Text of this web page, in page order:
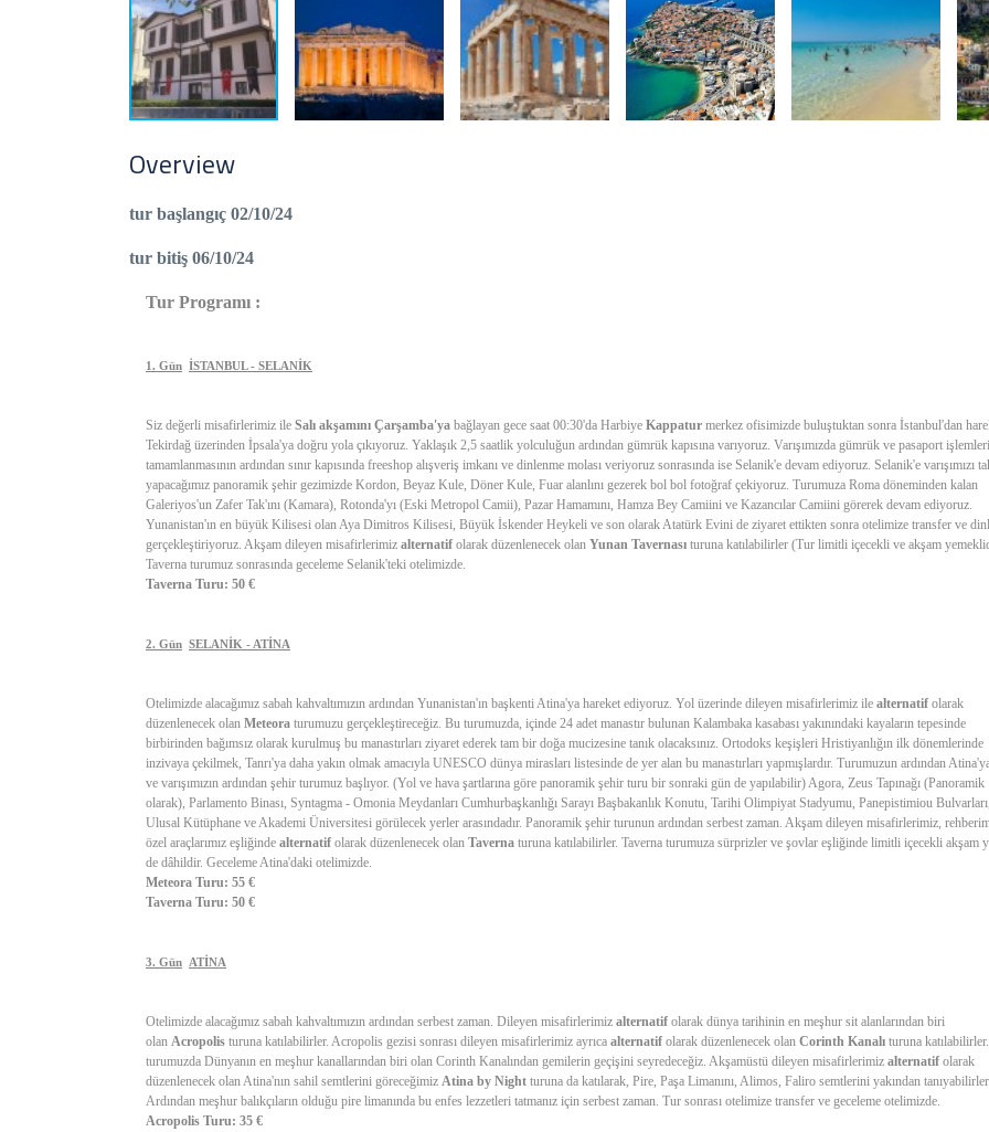
Overview
tur başlangıç 02/10/24
tur bitiş 06/10/24
Tur Programı :
1. Gün İSTANBUL - SELANİK
Siz değerli misafirlerimiz ile Salı akşamını Çarşamba'ya bağlayan gece saat 00:30'da Harbiye Kappatur merkez ofisimizde buluştuktan sonra İstanbul'dan
Tekirdağ üzerinden İpsala'ya doğru yola çıkıyoruz. Yaklaşık 2,5 saatlik yolculuğun ardından gümrük kapısına varıyoruz. Varışımızda gümrük ve pasaport
tamamlanmasının ardından sınır kapısında freeshop alışveriş imkanı ve dinlenme molası veriyoruz sonrasında ise Selanik'e devam ediyoruz. Selanik'e varışımızı
yapacağımız panoramik şehir gezimizde Kordon, Beyaz Kule, Döner Kule, Fuar alanlını gezerek bol bol fotoğraf çekiyoruz. Turumuza Roma döneminden kalan
Galeriyos'un Zafer Tak'ını (Kamara), Rotonda'yı (Eski Metropol Camii), Pazar Hamamını, Hamza Bey Camiini ve Kazancılar Camiini görerek devam ediyoruz.
Yunanistan'ın en büyük Kilisesi olan Aya Dimitros Kilisesi, Büyük İskender Heykeli ve son olarak Atatürk Evini de ziyaret ettikten sonra otelimize transfer ve
gerçekleştiriyoruz. Akşam dileyen misafirlerimiz alternatif olarak düzenlenecek olan Yunan Tavernası turuna katılabilirler (Tur limitli içecekli ve akşam
Taverna turumuz sonrasında geceleme Selanik'teki otelimizde.
Taverna Turu: 50 €
2. Gün SELANİK - ATİNA
Otelimizde alacağımız sabah kahvaltımızın ardından Yunanistan'ın başkenti Atina'ya hareket ediyoruz. Yol üzerinde dileyen misafirlerimiz ile alternatif olarak
düzenlenecek olan Meteora turumuzu gerçekleştireceğiz. Bu turumuzda, içinde 24 adet manastır bulunan Kalambaka kasabası yakınındaki kayaların tepesinde
birbirinden bağımsız olarak kurulmuş bu manastırları ziyaret ederek tam bir doğa mucizesine tanık olacaksınız. Ortodoks keşişleri Hristiyanlığın ilk dönemlerinde
inzivaya çekilmek, Tanrı'ya daha yakın olmak amacıyla UNESCO dünya mirasları listesinde de yer alan bu manastırları yapmışlardır. Turumuzun ardından
ve varışımızın ardından şehir turumuz başlıyor. (Yol ve hava şartlarına göre panoramik şehir turu bir sonraki gün de yapılabilir) Agora, Zeus Tapınağı (Panoramik
olarak), Parlamento Binası, Syntagma - Omonia Meydanları Cumhurbaşkanlığı Sarayı Başbakanlık Konutu, Tarihi Olimpiyat Stadyumu, Panepistimiou Bulvarları,
Ulusal Kütüphane ve Akademi Üniversitesi görülecek yerler arasındadır. Panoramik şehir turunun ardından serbest zaman. Akşam dileyen misafirlerimiz,
özel araçlarımız eşliğinde alternatif olarak düzenlenecek olan Taverna turuna katılabilirler. Taverna turumuza sürprizler ve şovlar eşliğinde limitli içecekli akşam
de dâhildir. Geceleme Atina'daki otelimizde.
Meteora Turu: 55 €
Taverna Turu: 50 €
3. Gün ATİNA
Otelimizde alacağımız sabah kahvaltımızın ardından serbest zaman. Dileyen misafirlerimiz alternatif olarak dünya tarihinin en meşhur sit alanlarından biri
olan Acropolis turuna katılabilirler. Acropolis gezisi sonrası dileyen misafirlerimiz ayrıca alternatif olarak düzenlenecek olan Corinth Kanalı turuna
turumuzda Dünyanın en meşhur kanallarından biri olan Corinth Kanalından gemilerin geçişini seyredeceğiz. Akşamüstü dileyen misafirlerimiz alternatif olarak
düzenlenecek olan Atina'nın sahil semtlerini göreceğimiz Atina by Night turuna da katılarak, Pire, Paşa Limanını, Alimos, Faliro semtlerini yakından tanıyabilirler.
Ardından meşhur balıkçıların olduğu pire limanında bu enfes lezzetleri tatmanız için serbest zaman. Tur sonrası otelimize transfer ve geceleme otelimizde.
Acropolis Turu: 35 €